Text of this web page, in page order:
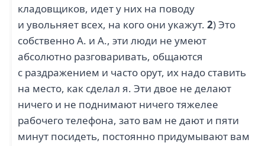
кладовщиков, идет у них на поводу
и увольняет всех, на кого они укажут. 2) Это
собственно А. и А., эти люди не умеют
абсолютно разговаривать, общаются
с раздражением и часто орут, их надо ставить
на место, как сделал я. Эти двое не делают
ничего и не поднимают ничего тяжелее
рабочего телефона, зато вам не дают и пяти
минут посидеть, постоянно придумывают вам